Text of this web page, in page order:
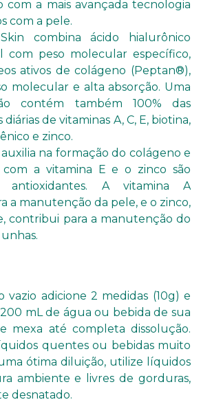
com a mais avançada tecnologia
com a pele.
combina ácido hialurônico
com peso molecular específico,
ativos de colágeno (Peptan®),
molecular e alta absorção. Uma
contém também 100% das
diárias de vitaminas A, C, E, biotina,
e zinco.
na formação do colágeno e
a vitamina E e o zinco são
antioxidantes. A vitamina A
a manutenção da pele, e o zinco,
contribui para a manutenção do
vazio adicione 2 medidas (10g) e
mL de água ou bebida de sua
mexa até completa dissolução.
quentes ou bebidas muito
ótima diluição, utilize líquidos
ambiente e livres de gorduras,
desnatado.